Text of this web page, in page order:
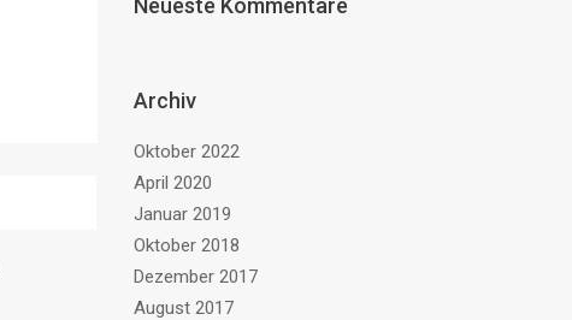
Neueste Kommentare
Archiv
Oktober 2022
April 2020
Januar 2019
Oktober 2018
Dezember 2017
August 2017